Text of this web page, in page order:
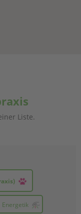
Liste.
Energetik